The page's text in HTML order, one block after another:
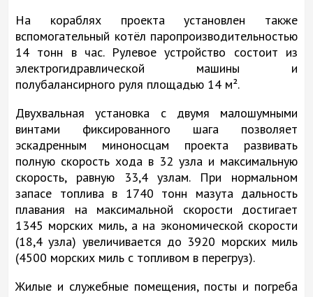
На кораблях проекта установлен также
вспомогательный котёл паропроизводительностью
14 тонн в час. Рулевое устройство состоит из
электрогидравлической машины и
полубалансирного руля площадью 14 м².
Двухвальная установка с двумя малошумными
винтами фиксированного шага позволяет
эскадренным миноносцам проекта развивать
полную скорость хода в 32 узла и максимальную
скорость, равную 33,4 узлам. При нормальном
запасе топлива в 1740 тонн мазута дальность
плавания на максимальной скорости достигает
1345 морских миль, а на экономической скорости
(18,4 узла) увеличивается до 3920 морских миль
(4500 морских миль с топливом в перегруз).
Жилые и служебные помещения, посты и погреба